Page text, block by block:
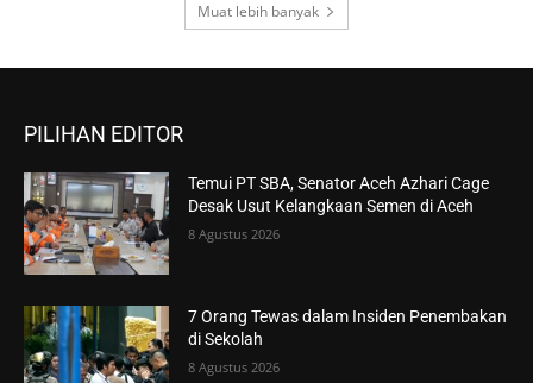
Muat lebih banyak
PILIHAN EDITOR
Temui PT SBA, Senator Aceh Azhari Cage
Desak Usut Kelangkaan Semen di Aceh
8 Agustus 2026
7 Orang Tewas dalam Insiden Penembakan
di Sekolah
8 Agustus 2026